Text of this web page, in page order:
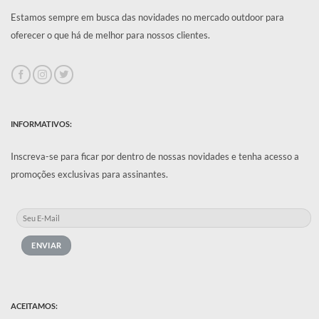
Estamos sempre em busca das novidades no mercado outdoor para
oferecer o que há de melhor para nossos clientes.
INFORMATIVOS:
Inscreva-se para ficar por dentro de nossas novidades e tenha acesso a
promoções exclusivas para assinantes.
ACEITAMOS: